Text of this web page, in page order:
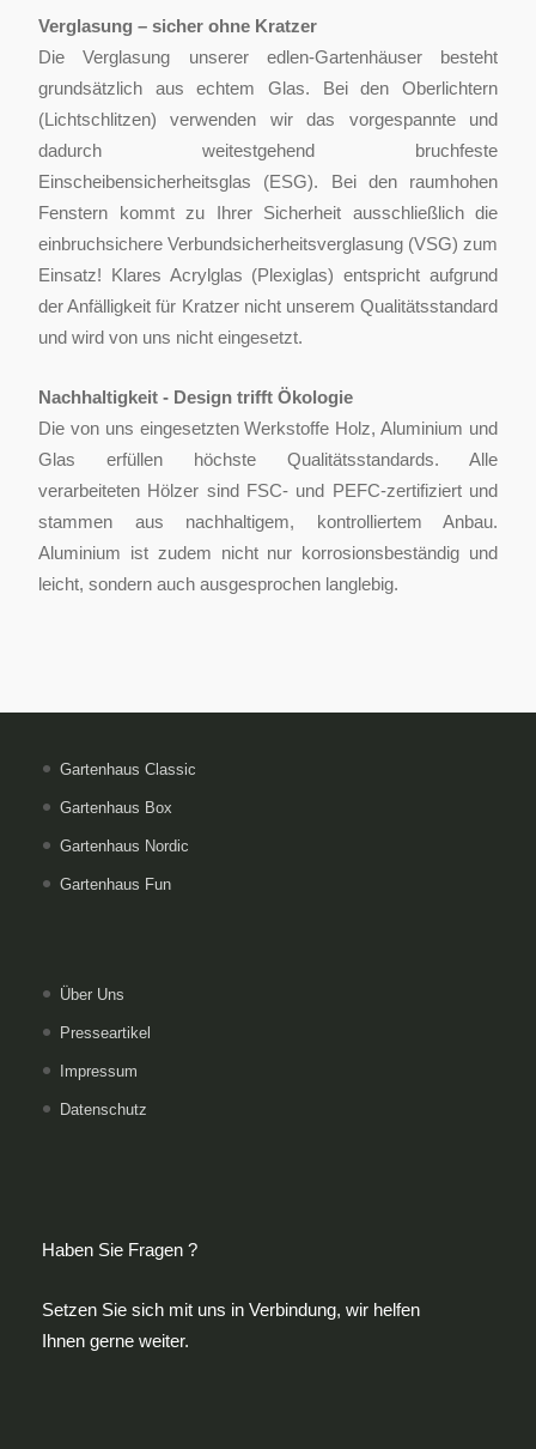
Verglasung – sicher ohne Kratzer
Die Verglasung unserer edlen-Gartenhäuser besteht
grundsätzlich aus echtem Glas. Bei den Oberlichtern
(Lichtschlitzen) verwenden wir das vorgespannte und
dadurch weitestgehend bruchfeste
Einscheibensicherheitsglas (ESG). Bei den raumhohen
Fenstern kommt zu Ihrer Sicherheit ausschließlich die
einbruchsichere Verbundsicherheitsverglasung (VSG) zum
Einsatz! Klares Acrylglas (Plexiglas) entspricht aufgrund
der Anfälligkeit für Kratzer nicht unserem Qualitätsstandard
und wird von uns nicht eingesetzt.
Nachhaltigkeit - Design trifft Ökologie
Die von uns eingesetzten Werkstoffe Holz, Aluminium und
Glas erfüllen höchste Qualitätsstandards. Alle
verarbeiteten Hölzer sind FSC- und PEFC-zertifiziert und
stammen aus nachhaltigem, kontrolliertem Anbau.
Aluminium ist zudem nicht nur korrosionsbeständig und
leicht, sondern auch ausgesprochen langlebig.
Gartenhaus Classic
Gartenhaus Box
Gartenhaus Nordic
Gartenhaus Fun
Über Uns
Presseartikel
Impressum
Datenschutz
Haben Sie Fragen ?
Setzen Sie sich mit uns in Verbindung, wir helfen
Ihnen gerne weiter.